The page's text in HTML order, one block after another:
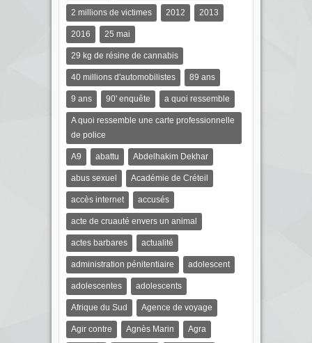
2 millions de victimes 2012 2013
2016 25 mai
29 kg de résine de cannabis
40 millions d'automobilistes 89 ans
9 ans 90' enquête a quoi ressemble
A quoi ressemble une carte professionnelle
de police
A9 abattu Abdelhakim Dekhar
abus sexuel Académie de Créteil
accès internet accusés
acte de cruauté envers un animal
actes barbares actualité
administration pénitentiaire adolescent
adolescentes adolescents
Afrique du Sud Agence de voyage
Agir contre Agnès Marin Agra